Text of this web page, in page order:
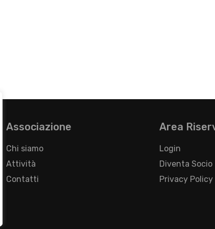
Associazione
Chi siamo
Attività
Contatti
Area
Login
Diventa Socio
Privacy Policy